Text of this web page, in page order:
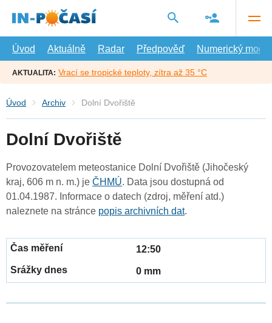
hlavní
Úvod
Aktuálně Radar Předpověď Numerický model
AKTUALITA: Vrací se tropické teploty, zítra až 35 °C
Úvod Archiv Dolní Dvořiště
Dolní Dvořiště
Provozovatelem meteostanice Dolní Dvořiště (Jihočeský
kraj, 606 m n. m.) je ČHMÚ. Data jsou dostupná od
01.04.1987. Informace o datech (zdroj, měření atd.)
naleznete na stránce popis archivních dat.
12:50
0 mm